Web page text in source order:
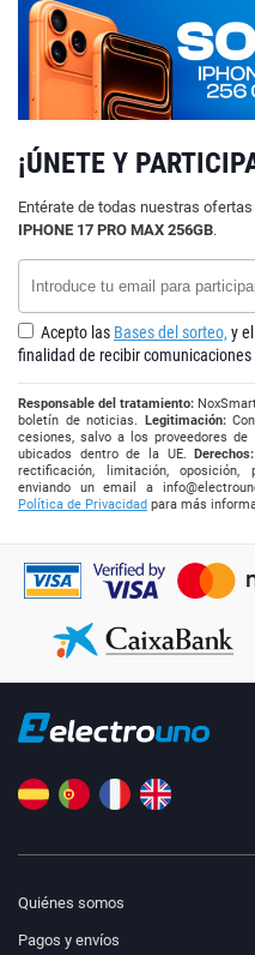
¡ÚNETE Y
Entérate de todas nuestras
IPHONE 17 PRO MAX 256GB.
Acepto las Bases del sorteo, y
finalidad de recibir
Responsable del tratamiento:
boletín de noticias. Legitimación:
cesiones, salvo a los proveedores
ubicados dentro de la UE.Derechos:
rectificación, limitación,
enviando un email a
Política de Privacidad para más
Quiénes somos
Pagos y envíos